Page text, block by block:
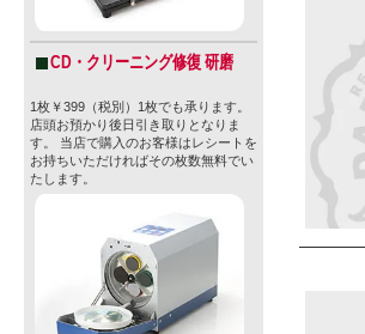
CD・クリーニング修復 研磨
1枚￥399（税別）1枚でも承ります。
店頭お預かり後日引き取りとなりま
す。 当店で購入のお客様はレシートを
お持ちいただければその枚数無料でい
たします。